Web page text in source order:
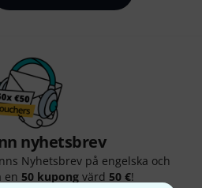
nyhetsbrev
Nyhetsbrev på engelska och
en 50 kupong värd 50 €!